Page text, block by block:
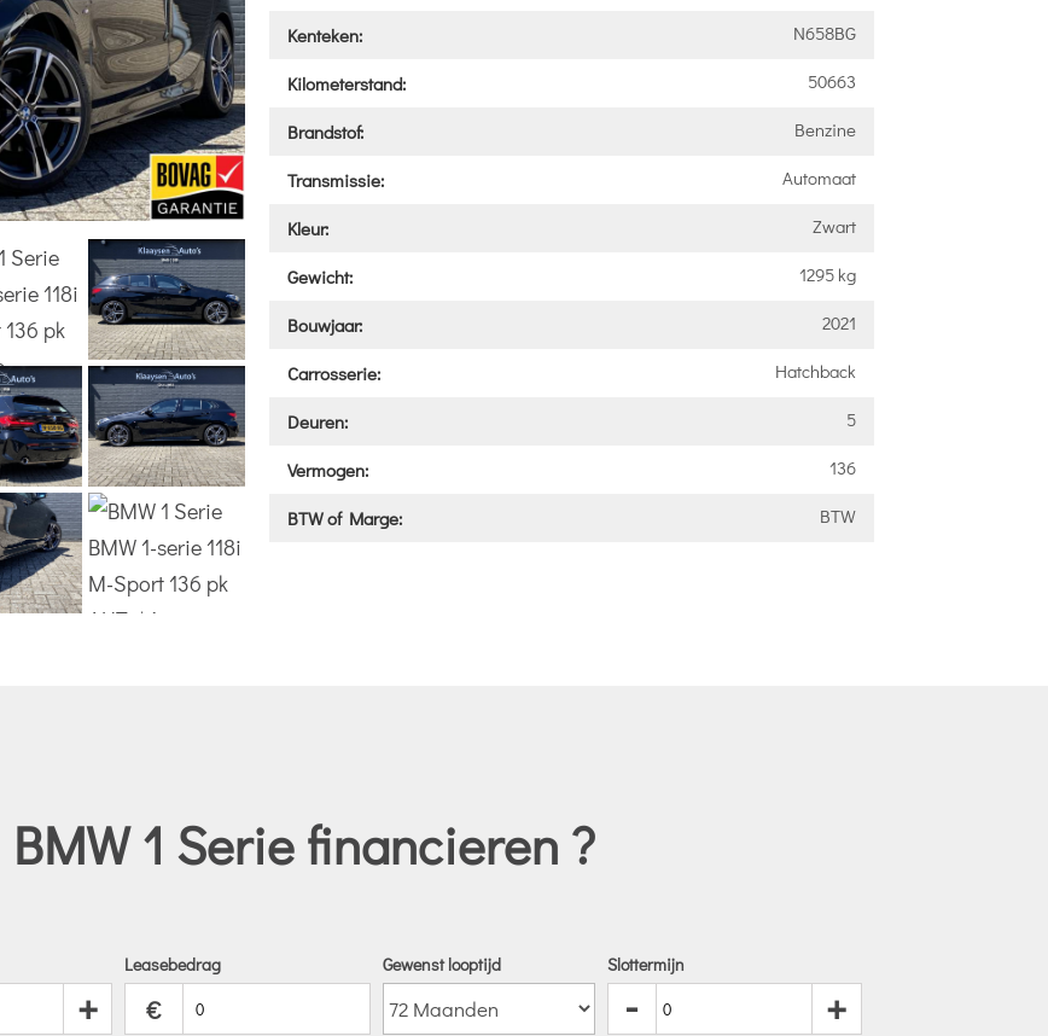
Kenteken: N658BG
Kilometerstand: 50663
Brandstof: Benzine
Transmissie: Automaat
Kleur: Zwart
Gewicht: 1295 kg
Bouwjaar: 2021
Carrosserie: Hatchback
Deuren: 5
Vermogen: 136
BTW of Marge: BTW
1 Serie financieren ?
+
Leasebedrag
€
Gewenst looptijd Slottermijn
- +